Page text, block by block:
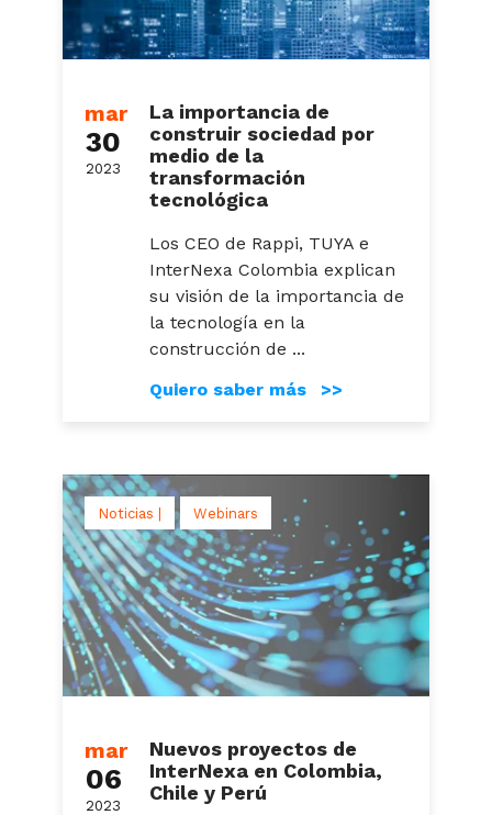
mar
30
2023
La importancia de
construir sociedad por
medio de la
transformación
tecnológica
Los CEO de Rappi, TUYA e
InterNexa Colombia explican
su visión de la importancia de
la tecnología en la
construcción de ...
Quiero saber más >>
mar
06
2023
Noticias | Webinars
Nuevos proyectos de
InterNexa en Colombia,
Chile y Perú